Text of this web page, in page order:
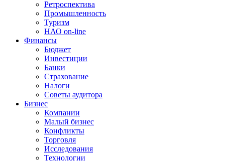
Ретроспектива
Промышленность
Туризм
НАО on-line
Финансы
Бюджет
Инвестиции
Банки
Страхование
Налоги
Советы аудитора
Бизнес
Компании
Малый бизнес
Конфликты
Торговля
Исследования
Технологии